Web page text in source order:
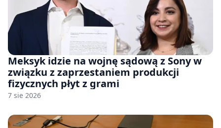
Meksyk idzie na wojnę sądową z Sony w
związku z zaprzestaniem produkcji
fizycznych płyt z grami
7 sie 2026